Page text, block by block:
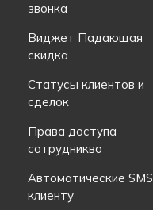
звонка
Виджет Падающая
скидка
Статусы клиентов и
сделок
Права доступа
сотрудникво
Автоматические SMS
клиенту